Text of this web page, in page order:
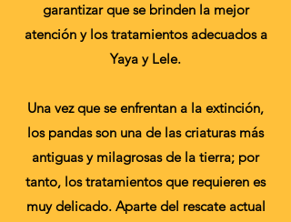
garantizar que se brinden la mejor
atención y los tratamientos adecuados a
Yaya y Lele.
Una vez que se enfrentan a la extinción,
los pandas son una de las criaturas más
antiguas y milagrosas de la tierra; por
tanto, los tratamientos que requieren es
muy delicado. Aparte del rescate actual